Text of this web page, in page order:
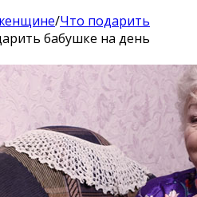
/Что подарить
бабушке на день